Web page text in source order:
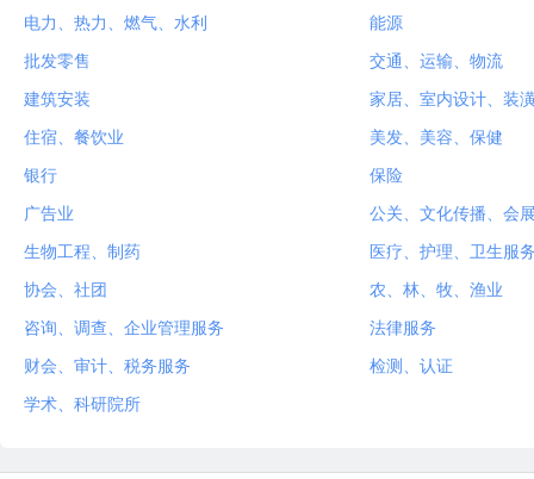
电力、热力、燃气、水利 能源
批发零售 交通、运输、物流
建筑安装 家居、室内设计、装
住宿、餐饮业 美发、美容、保健
银行 保险
广告业 公关、文化传播、会
生物工程、制药 医疗、护理、卫生服
协会、社团 农、林、牧、渔业
咨询、调查、企业管理服务 法律服务
财会、审计、税务服务 检测、认证
学术、科研院所